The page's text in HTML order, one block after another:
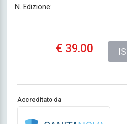
N. Edizione:
€ 39.00
Accreditato da